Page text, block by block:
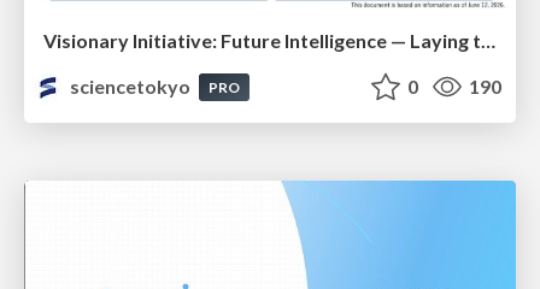
sciencetokyo
PRO 0 190